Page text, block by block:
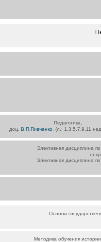
Педагогика,
доц.В.П.Пивченко , (л.: 1,3,5,7,9,11
Элективная дисциплина
Элективная дисциплина
Основы
Методика обучения